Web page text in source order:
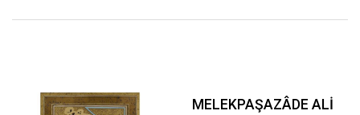
MELEKPAŞAZÂDE ALİ